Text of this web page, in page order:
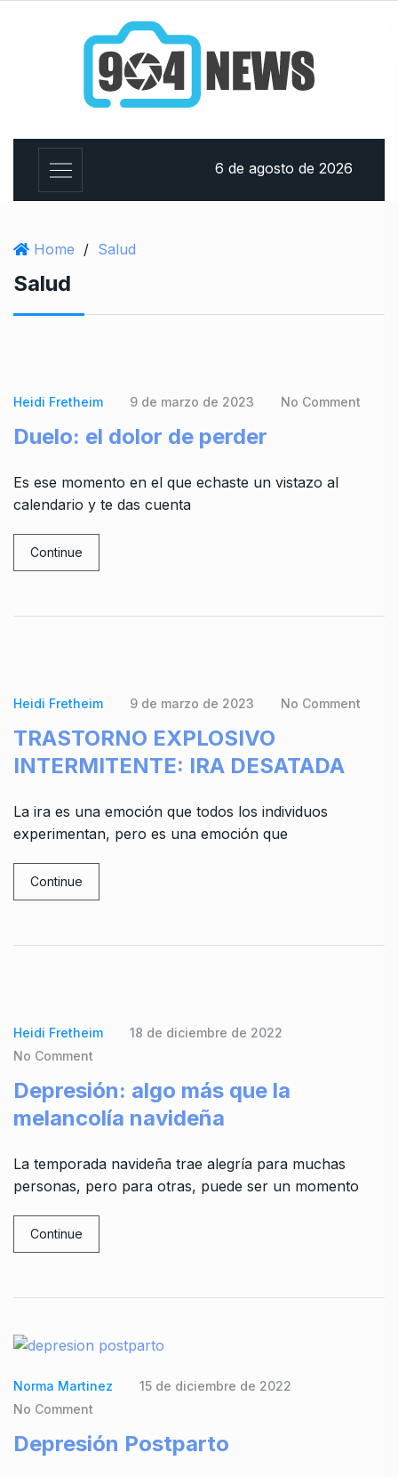
6 de agosto de 2026
Home / Salud
Salud
Heidi Fretheim 9 de marzo de 2023 No Comment
Duelo: el dolor de perder
Es ese momento en el que echaste un vistazo al
calendario y te das cuenta
Continue
Heidi Fretheim 9 de marzo de 2023 No Comment
TRASTORNO EXPLOSIVO
INTERMITENTE: IRA DESATADA
La ira es una emoción que todos los individuos
experimentan, pero es una emoción que
Continue
Heidi Fretheim
18 de diciembre de 2022
No Comment
Depresión: algo más que la
melancolía navideña
La temporada navideña trae alegría para muchas
personas, pero para otras, puede ser un momento
Continue
Norma Martinez
15 de diciembre de 2022
No Comment
Depresión Postparto